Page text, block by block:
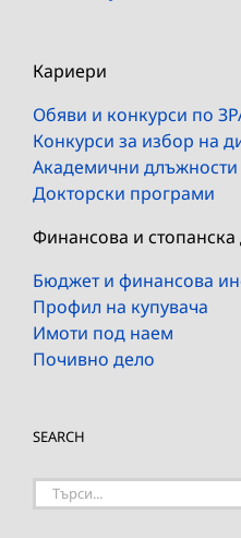
Кариери
Обяви и конкурси по
Конкурси за избор на
Академични длъжности
Докторски програми
Финансова и стопанска
Бюджет и финансова
Профил на купувача
Имоти под наем
Почивно дело
SEARCH
Търсене